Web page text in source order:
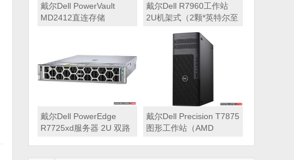
戴尔Dell PowerVault
MD2412直连存储
戴尔Dell R7960工作站
2U机架式（2颗*英特尔至
十四核心丨256GB 内存
丨1T固态硬盘+2块*8TB
硬盘丨2*RTX A6000
48GB显卡丨2400W双电
源丨三年质保）
戴尔Dell PowerEdge
R7725xd服务器 2U 双路
戴尔Dell Precision T7875
图形工作站（AMD